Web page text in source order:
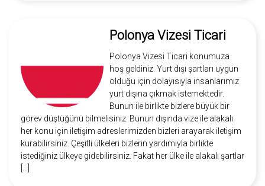
Polonya Vizesi Ticari
Polonya Vizesi Ticari konumuza
hoş geldiniz. Yurt dışı şartları uygun
olduğu için dolayısıyla insanlarımız
yurt dışına çıkmak istemektedir.
Bunun ile birlikte bizlere büyük bir
görev düştüğünü bilmelisiniz. Bunun dışında vize ile alakalı
her konu için iletişim adreslerimizden bizleri arayarak iletişim
kurabilirsiniz. Çeşitli ülkeleri bizlerin yardımıyla birlikte
istediğiniz ülkeye gidebilirsiniz. Fakat her ülke ile alakalı şartlar